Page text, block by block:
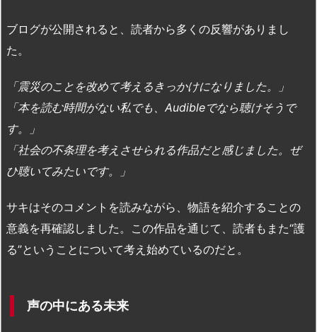
ブログが公開されると、読者から多くの反響がありまし
た。
「震災のことを改めて考えるきっかけになりました。」
「本を読む時間がない私でも、Audibleでなら聴けそうで
す。」
「社会の不条理を考えさせられる作品だと感じました。ぜ
ひ聴いてみたいです。」
サキはそのコメントを読みながら、物語を紹介することの
意義を再確認しました。この作品を通じて、読者もまた“護
る”ということについて考え始めているのだと。
声の中にある未来